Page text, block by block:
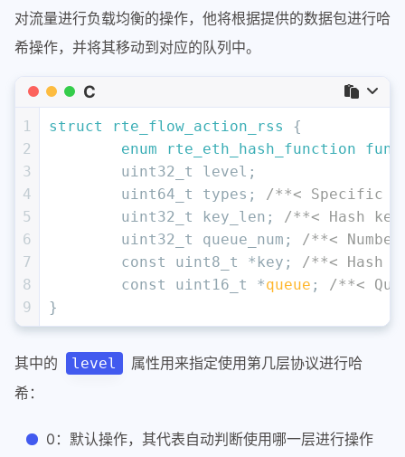
17
18
20
21
22
23
24
25
26
27
28
29
30
31
32
sizeof(gtp);
uint8_t decap_buf[decap_size];
bptr = decap_buf;
memcpy(bptr, &eth, sizeof(eth));
bptr += sizeof (eth);
(bptr, &ipv4, sizeof(ipv4));
bptr += sizeof (ipv4);
(bptr, &udp, sizeof(udp));
bptr += sizeof (udp);
(bptr, &gtp, sizeof (gtp));
bptr += sizeof(gtp);
	.size = decap_size ,
	.data = decap_buf
};
对流量进行负载均衡的操作，他将根据提供的数据包进行哈
希操作，并将其移动到对应的队列中。
C
1
2
3
4
5
6
7
8
9
struct rte_flow_action_rss
{
enum
rte_eth_hash_function func
uint32_t
level;
uint64_t
types; /**< Specific
uint32_t
key_len; /**< Hash
uint32_t
queue_num; /**<
const
uint8_t *key; /**< Hash
const
uint16_t *queue ; /**<
}
其中的 level
属性用来指定使用第几层协议进行哈
希：
0：默认操作，其代表自动判断使用哪一层进行操作